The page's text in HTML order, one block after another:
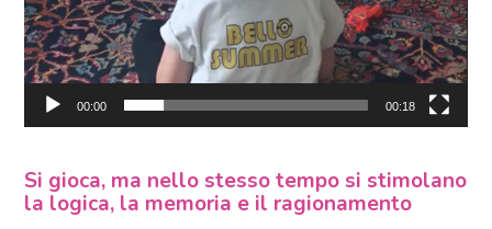
00:00 00:18
Si gioca, ma nello stesso tempo si stimolano
la logica, la memoria e il ragionamento